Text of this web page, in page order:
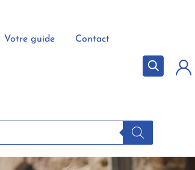
Votre guide Contact